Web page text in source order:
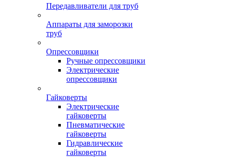
Передавливатели для труб
Аппараты для заморозки
труб
Опрессовщики
Ручные опрессовщики
Электрические
опрессовщики
Гайковерты
Электрические
гайковерты
Пневматические
гайковерты
Гидравлические
гайковерты